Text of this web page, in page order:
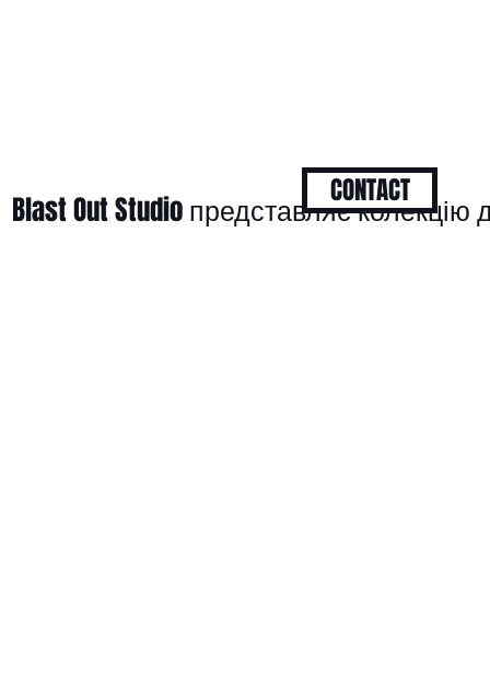
Blast Out Studio представляє колекцію
CONTACT